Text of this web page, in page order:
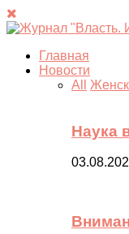
Главная
Новости
All
Наука